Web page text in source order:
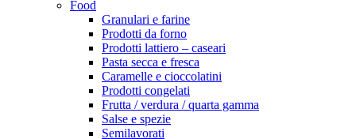
Food
Granulari e farine
Prodotti da forno
Prodotti lattiero – caseari
Pasta secca e fresca
Caramelle e cioccolatini
Prodotti congelati
Frutta / verdura / quarta gamma
Salse e spezie
Semilavorati